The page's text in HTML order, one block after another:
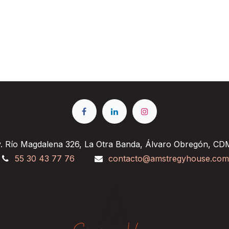
Río Magdalena 326, La Otra Banda, Álvaro Obregón,
55 30 43 77 76
contacto@amstregyhouse.com